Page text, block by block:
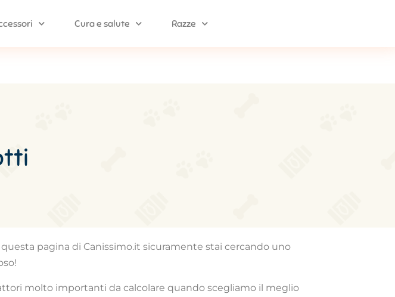
Cura e salute Razze
questa pagina di Canissimo.it sicuramente stai cercando uno
molto importanti da calcolare quando scegliamo il meglio